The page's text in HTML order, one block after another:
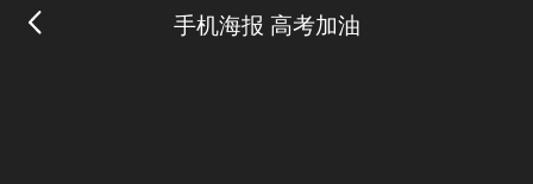
手机海报 高考加油